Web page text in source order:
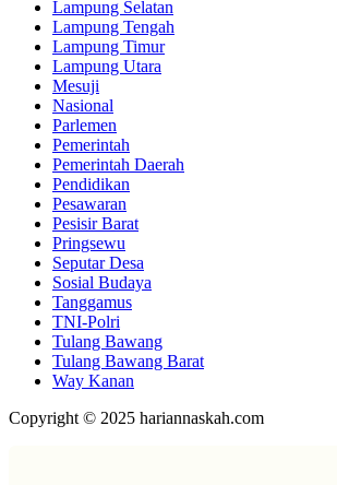
Lampung Selatan
Lampung Tengah
Lampung Timur
Lampung Utara
Mesuji
Nasional
Parlemen
Pemerintah
Pemerintah Daerah
Pendidikan
Pesawaran
Pesisir Barat
Pringsewu
Seputar Desa
Sosial Budaya
Tanggamus
TNI-Polri
Tulang Bawang
Tulang Bawang Barat
Way Kanan
Copyright © 2025 hariannaskah.com